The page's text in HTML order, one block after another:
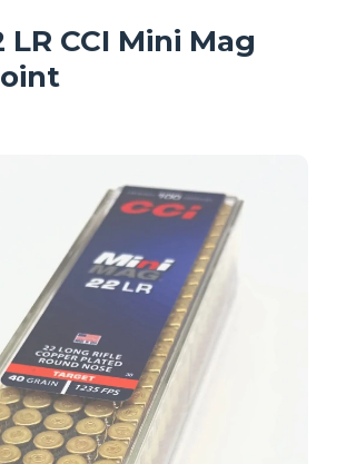
LR CCI Mini Mag